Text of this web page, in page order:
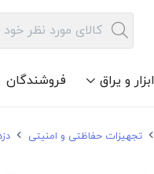
ابزار و یراق فروشندگان
تجهیزات حفاظتی و امنیتی